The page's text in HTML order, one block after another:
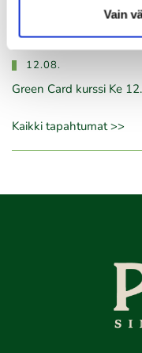
Vain
Senioritiistai 12
12.08.
Green Card kurssi Ke
Kaikki tapahtumat >>